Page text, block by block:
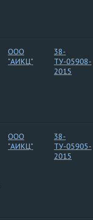
ООО
"АИКЦ"
38-
ТУ-05908-
2015
ООО
"АИКЦ"
38-
ТУ-05905-
2015